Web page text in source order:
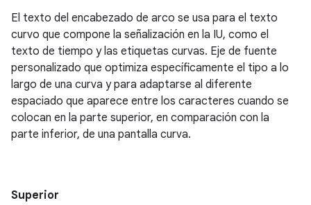
El texto del encabezado de arco se usa para el texto
curvo que compone la señalización en la IU, como el
texto de tiempo y las etiquetas curvas. Eje de fuente
personalizado que optimiza específicamente el tipo a lo
largo de una curva y para adaptarse al diferente
espaciado que aparece entre los caracteres cuando se
colocan en la parte superior, en comparación con la
parte inferior, de una pantalla curva.
Superior